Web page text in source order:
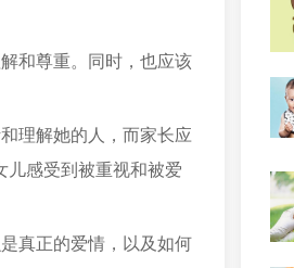
和尊重。同时，也应该
理解她的人，而家长应
儿感受到被重视和被爱
真正的爱情，以及如何